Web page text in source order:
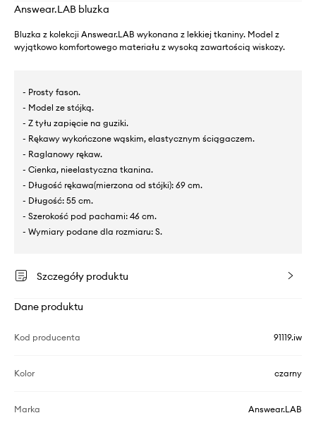
Answear.LAB bluzka
Bluzka z kolekcji Answear.LAB wykonana z lekkiej tkaniny. Model z
wyjątkowo komfortowego materiału z wysoką zawartością wiskozy.
- Prosty fason.
- Model ze stójką.
- Z tyłu zapięcie na guziki.
- Rękawy wykończone wąskim, elastycznym ściągaczem.
- Raglanowy rękaw.
- Cienka, nieelastyczna tkanina.
- Długość rękawa(mierzona od stójki): 69 cm.
- Długość: 55 cm.
- Szerokość pod pachami: 46 cm.
- Wymiary podane dla rozmiaru: S.
Szczegóły produktu
Dane produktu
Kod producenta 91119.iw
Kolor czarny
Marka Answear.LAB